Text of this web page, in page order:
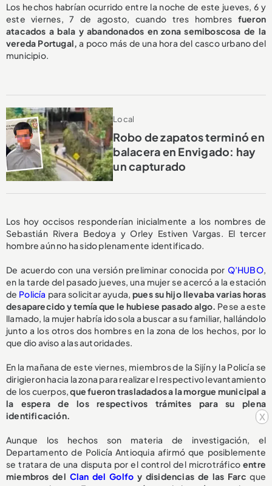
x
Los hechos habrían ocurrido entre la noche de este jueves, 6 y
este viernes, 7 de agosto, cuando tres hombres fueron
atacados a bala y abandonados en zona semiboscosa de la
vereda Portugal, a poco más de una hora del casco urbano del
municipio.
Local
Robo de zapatos terminó en
balacera en Envigado: hay
un capturado
Los hoy occisos responderían inicialmente a los nombres de
Sebastián Rivera Bedoya y Orley Estiven Vargas. El tercer
hombre aún no ha sido plenamente identificado.
De acuerdo con una versión preliminar conocida por Q’HUBO,
en la tarde del pasado jueves, una mujer se acercó a la estación
de Policía para solicitar ayuda, pues su hijo llevaba varias horas
desaparecido y temía que le hubiese pasado algo. Pese a este
llamado, la mujer habría ido sola a buscar a su familiar, hallándolo
junto a los otros dos hombres en la zona de los hechos, por lo
que dio aviso a las autoridades.
En la mañana de este viernes, miembros de la Sijín y la Policía se
dirigieron hacia la zona para realizar el respectivo levantamiento
de los cuerpos,que fueron trasladados a la morgue municipal a
la espera de los respectivos trámites para su plena
identificación.
Aunque los hechos son materia de investigación, el
Departamento de Policía Antioquia afirmó que posiblemente
se tratara de una disputa por el control del microtráfico entre
miembros del Clan del Golfo y disidencias de las Farcque